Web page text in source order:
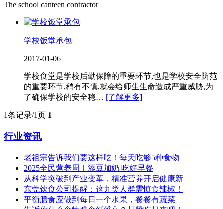
The school canteen contractor
学校饭堂承包
2017-01-06
学校食堂是学校后勤保障的重要环节,也是学校安全防范
的重要环节,稍有不慎,就会给师生生命造成严重威胁,为
了确保学校的安全稳… [了解更多]
1条记录/1页 1
行业资讯
老祖宗告诉我们要这样吃！每天吃够5种食物
2025全民营养周︱添豆加奶 吃好早餐
从科学突破到产业变革，精准营养开启健康新
东莞饮食公司提醒：这九类人群需慎食辣椒！
平衡膳食应做到每日一个水果，餐餐有蔬菜